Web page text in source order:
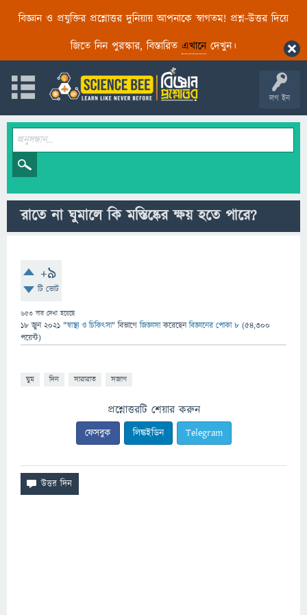
বিজ্ঞান ও প্রযুক্তির প্রশ্নোত্তর দুনিয়ায় আপনাকে স্বাগতম! প্রশ্ন-উত্তর দিয়ে
জিতে নিন পুরস্কার, বিস্তারিত এখানেদেখুন।
লগ ইন
রাতে না ঘুমালে কি মস্তিষ্কের ক্ষয় হতে পারে?
+9
টি ভোট
653 বার দেখা হয়েছে
18 জুন 2021 "স্বাস্থ্য ও চিকিৎসা" বিভাগে জিজ্ঞাসাকরেছেনবিজ্ঞানের পোকা ৮ (54,300
পয়েন্ট)
ঘুম দিন সারারাত সজাগ
প্রশ্নোত্তরটি শেয়ার করুন
ফেসবুক লিঙ্কইডিন Telegram